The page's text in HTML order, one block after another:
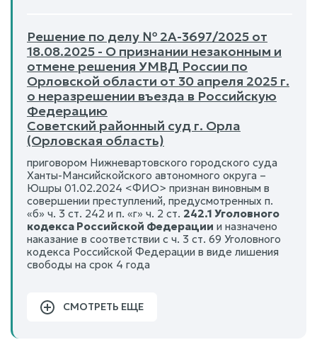
Решение по делу № 2А-3697/2025 от
18.08.2025 - О признании незаконным и
отмене решения УМВД России по
Орловской области от 30 апреля 2025 г.
о неразрешении въезда в Российскую
Федерацию
Советский районный суд г. Орла
(Орловская область)
приговором Нижневартовского городского суда
Ханты-Мансийскойского автономного округа –
Юшры 01.02.2024 <ФИО> признан виновным в
совершении преступлений, предусмотренных п.
«б» ч. 3 ст. 242 и п. «г» ч. 2 ст. 242.1 Уголовного
кодекса Российской Федерации и назначено
наказание в соответствии с ч. 3 ст. 69 Уголовного
кодекса Российской Федерации в виде лишения
свободы на срок 4 года
СМОТРЕТЬ ЕЩЕ